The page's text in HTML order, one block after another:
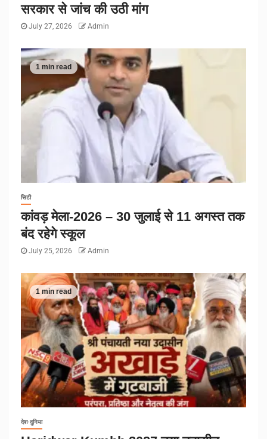
सरकार से जांच की उठी मांग
July 27, 2026 Admin
1 min read
सिटी
कांवड़ मेला-2026 – 30 जुलाई से 11 अगस्त तक
बंद रहेगे स्कूल
July 25, 2026 Admin
1 min read
देश-दुनिया